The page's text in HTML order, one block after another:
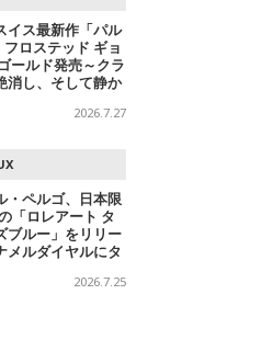
イス最新作「パル
フロステッド ギョ
ールド発売～クラ
消し、そして静か
2026.7.27
・ペルゴ、日本限
「ロレアート タ
ブルー」をリリー
メルダイヤルにタ
2026.7.25